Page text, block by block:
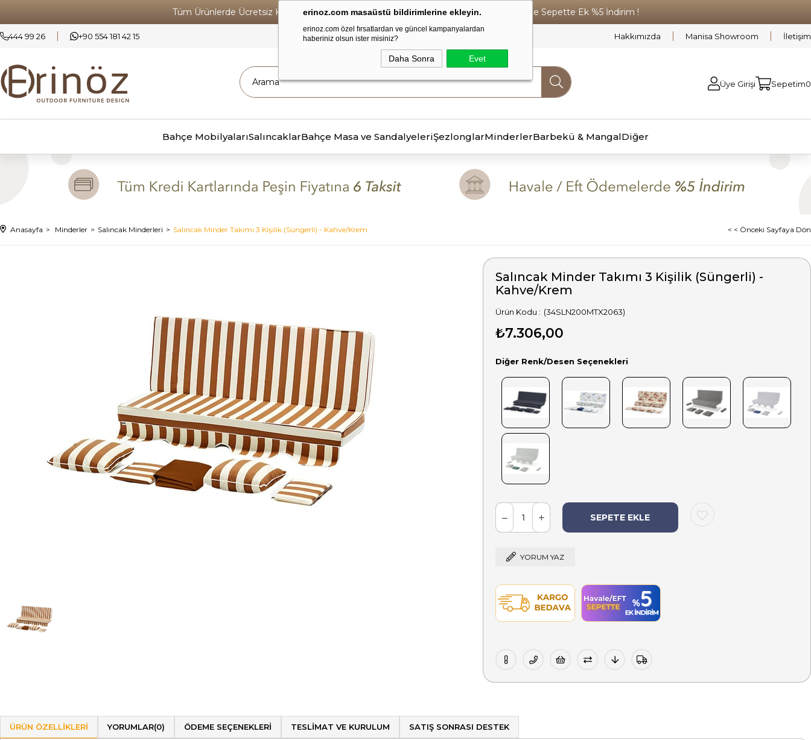
erinoz.com masaüstü bildirimlerine ekleyin.
erinoz.com özel fırsatlardan ve güncel kampanyalardan
haberiniz olsun ister misiniz?
Daha Sonra Evet
Tüm Ürünlerde Ücretsiz Kargo • Vade Farksız 6 Taksit ! • Havale Ödemelerde Sepette Ek %5 İndirim !
444 99 26 +90 554 181 42 15 Hakkımızda Manisa Showroom İletişim
Üye Girişi Sepetim0
Bahçe MobilyalarıSalıncaklarBahçe Masa ve SandalyeleriŞezlonglarMinderlerBarbekü & MangalDiğer
Anasayfa Minderler Salıncak Minderleri Salıncak Minder Takımı 3 Kişilik (Süngerli) - Kahve/Krem < < Önceki Sayfaya Dön
Salıncak Minder Takımı 3 Kişilik (Süngerli) -
Kahve/Krem
(34SLN200MTX2063)
₺7.306,00
Diğer Renk/Desen Seçenekleri
YORUM YAZ
ÜRÜN ÖZELLIKLERI YORUMLAR(0) ÖDEME SEÇENEKLERI TESLIMAT VE KURULUM SATIŞ SONRASI DESTEK